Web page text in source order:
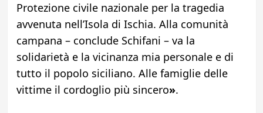
Protezione civile nazionale per la tragedia
avvenuta nell’Isola di Ischia. Alla comunità
campana – conclude Schifani – va la
solidarietà e la vicinanza mia personale e di
tutto il popolo siciliano. Alle famiglie delle
vittime il cordoglio più sincero».